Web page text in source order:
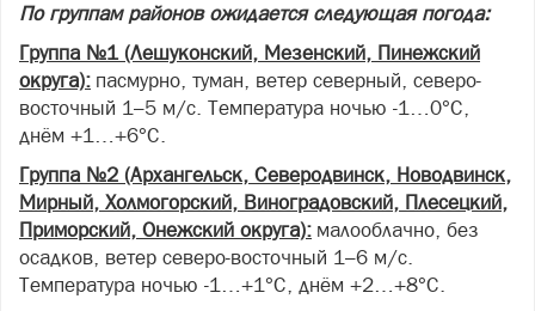
По группам районов ожидается следующая погода:
Группа №1 (Лешуконский, Мезенский, Пинежский
округа): пасмурно, туман, ветер северный, северо-
восточный 1–5 м/с. Температура ночью -1…0°С,
днём +1…+6°С.
Группа №2 (Архангельск, Северодвинск, Новодвинск,
Мирный, Холмогорский, Виноградовский, Плесецкий,
Приморский, Онежский округа): малооблачно, без
осадков, ветер северо-восточный 1–6 м/с.
Температура ночью -1…+1°С, днём +2…+8°С.